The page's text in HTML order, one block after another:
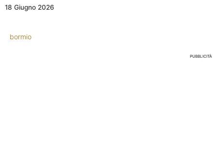
18 Giugno 2026
bormio
PUBBLICITÀ